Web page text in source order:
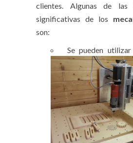
clientes. Algunas de las
significativas de los
son:
Se pueden